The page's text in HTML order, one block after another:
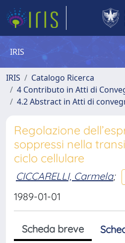
IRIS
IRIS
Catalogo Ricerca
4 Contributo in Atti di
4.2 Abstract in Atti di
Regolazione
soppressi nella
ciclo cellulare
CICCARELLI, Carmela;
1989-01-01
Scheda breve